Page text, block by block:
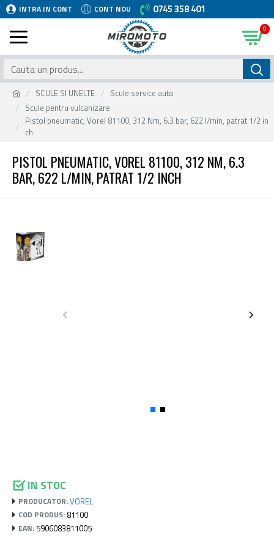
INTRA IN CONT CONT NOU 0745 358 401
0
SCULE SI UNELTE
Scule service auto
Scule pentru vulcanizare
Pistol pneumatic, Vorel 81100, 312 Nm, 6.3 bar, 622 l/min, patrat 1/2 in
ch
PISTOL PNEUMATIC, VOREL 81100, 312 NM, 6.3
BAR, 622 L/MIN, PATRAT 1/2 INCH
IN STOC
PRODUCATOR:VOREL
COD PRODUS: 81100
EAN: 5906083811005